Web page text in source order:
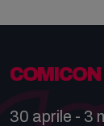
30 aprile - 3